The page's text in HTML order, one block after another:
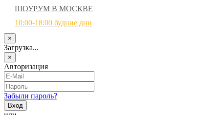
ШОУРУМ В МОСКВЕ
10:00-18:00 будние дни
×
Загрузка...
×
Авторизация
Забыли пароль?